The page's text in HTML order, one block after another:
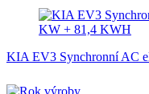
KIA EV3 Synchronní AC